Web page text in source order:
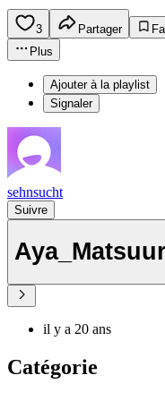
3 Partager
Plus
Ajouter à la playlist
Signaler
sehnsucht
Suivre
il y a 20 ans
Catégorie